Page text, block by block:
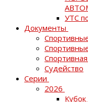
УТС
Документы
Судейство
Серии
2026